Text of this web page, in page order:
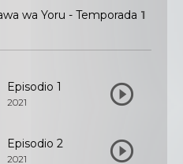
wa Yoru - Temporada 1
Episodio 1
2021
Episodio 2
2021